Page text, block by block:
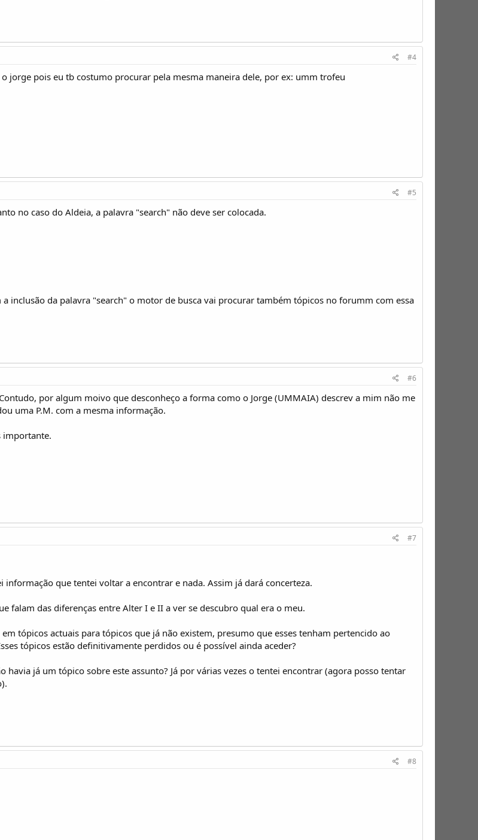
#4
jorge pois eu tb costumo procurar pela mesma maneira dele, por ex: umm trofeu
#5
no caso do Aldeia, a palavra "search" não deve ser colocada.
inclusão da palavra "search" o motor de busca vai procurar também tópicos no forumm com essa
#6
por algum moivo que desconheço a forma como o Jorge (UMMAIA) descrev a mim não me
uma P.M. com a mesma informação.
importante.
#7
informação que tentei voltar a encontrar e nada. Assim já dará concerteza.
falam das diferenças entre Alter I e II a ver se descubro qual era o meu.
tópicos actuais para tópicos que já não existem, presumo que esses tenham pertencido ao
tópicos estão definitivamente perdidos ou é possível ainda aceder?
havia já um tópico sobre este assunto? Já por várias vezes o tentei encontrar (agora posso tentar
#8